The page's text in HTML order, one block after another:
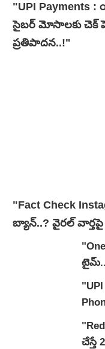
"UPI Payments :
సైబర్ మోసాలకు చెక్
ప్రతిపాదన..!"
"Fact Check
బ్యాన్..? వైరల్ వార్తపై
చేస్తే